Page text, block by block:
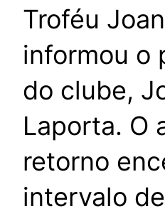
Troféu
informou o
do clube,
Laporta. O
retorno
intervalo